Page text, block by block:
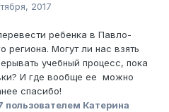
2017
ребенка в Павло-
региона. Могут ли нас взять
учебный процесс, пока
И где вообще ее можно
спасибо!
пользователем Катерина